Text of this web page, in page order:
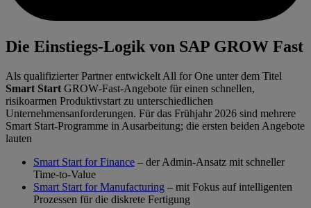
Die Einstiegs-Logik von SAP GROW Fast
Als qualifizierter Partner entwickelt All for One unter dem Titel
Smart Start GROW‑Fast‑Angebote für einen schnellen,
risikoarmen Produktivstart zu unterschiedlichen
Unternehmensanforderungen. Für das Frühjahr 2026 sind mehrere
Smart Start-Programme in Ausarbeitung; die ersten beiden Angebote
lauten
Smart Start for Finance – der Admin-Ansatz mit schneller
Time-to-Value
Smart Start for Manufacturing – mit Fokus auf intelligenten
Prozessen für die diskrete Fertigung